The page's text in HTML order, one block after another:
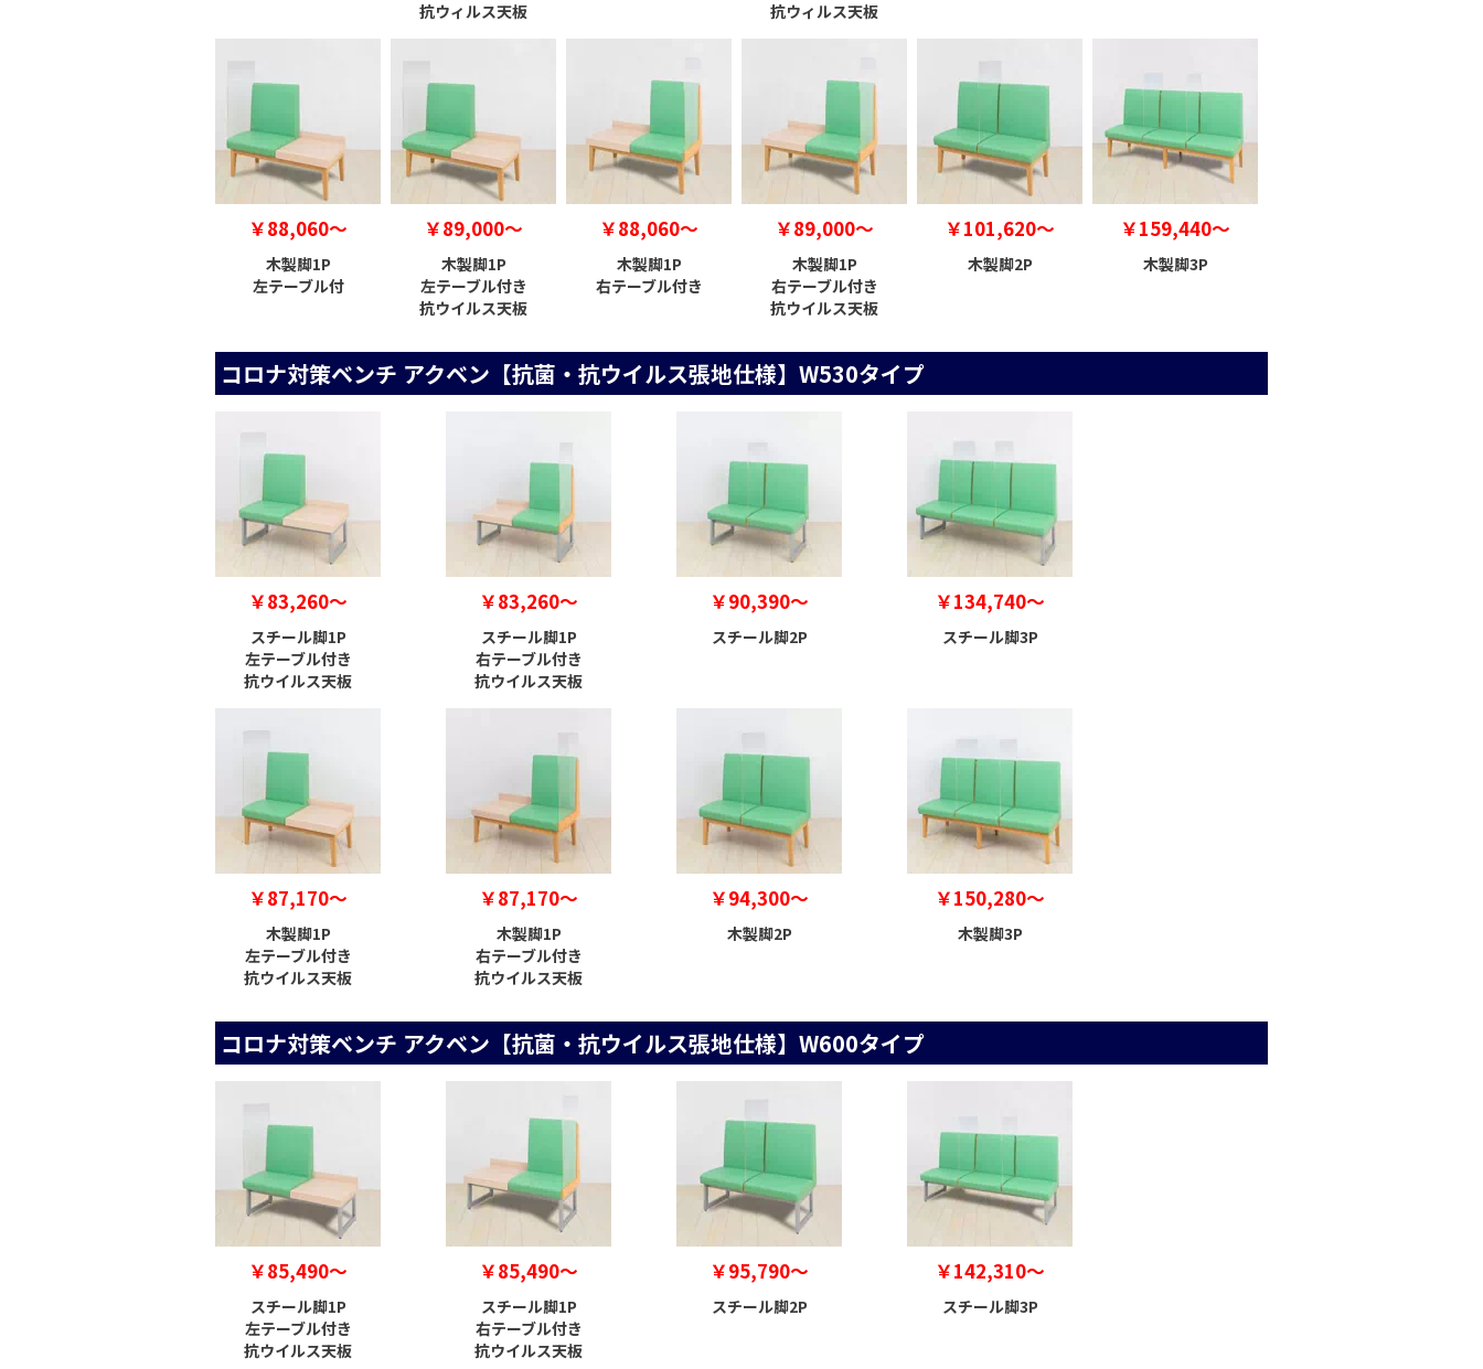
抗ウィルス天板
抗ウィルス天板
￥88,060～
木製脚1P
左テーブル付
￥89,000～
木製脚1P
左テーブル付き
抗ウイルス天板
￥88,060～
木製脚1P
右テーブル付き
￥89,000～
木製脚1P
右テーブル付き
抗ウイルス天板
￥101,620～
木製脚2P
￥159,440～
木製脚3P
コロナ対策ベンチ アクベン【抗菌・抗ウイルス張地仕様】W530タイプ
￥83,260～
スチール脚1P
左テーブル付き
抗ウイルス天板
￥83,260～
スチール脚1P
右テーブル付き
抗ウイルス天板
￥90,390～
スチール脚2P
￥134,740～
スチール脚3P
￥87,170～
木製脚1P
左テーブル付き
抗ウイルス天板
￥87,170～
木製脚1P
右テーブル付き
抗ウイルス天板
￥94,300～
木製脚2P
￥150,280～
木製脚3P
コロナ対策ベンチ アクベン【抗菌・抗ウイルス張地仕様】W600タイプ
￥85,490～
スチール脚1P
左テーブル付き
抗ウイルス天板
￥85,490～
スチール脚1P
右テーブル付き
抗ウイルス天板
￥95,790～
スチール脚2P
￥142,310～
スチール脚3P